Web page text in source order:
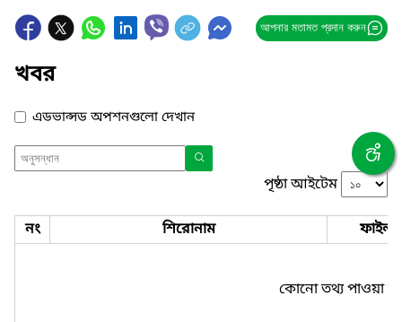
আপনার মতামত প্রদান করুন
খবর
এডভান্সড অপশনগুলো দেখান
পৃষ্ঠা আইটেম
নং শিরোনাম ফাইল
কোনো তথ্য পাওয়া